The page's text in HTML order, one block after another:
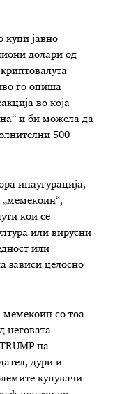
купи јавно
долари од
го опиша
во која
и би можела да
500
инаугурација,
„мемекоин“,
кои се
или вирусни
или
зависи целосно
мемекоин со тоа
неговата
на
дури и
купувачи